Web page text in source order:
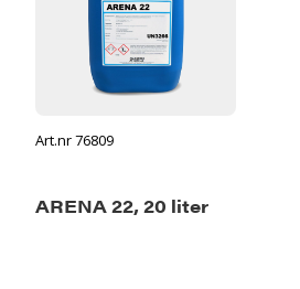
Art.nr 76809
ARENA 22, 20 liter